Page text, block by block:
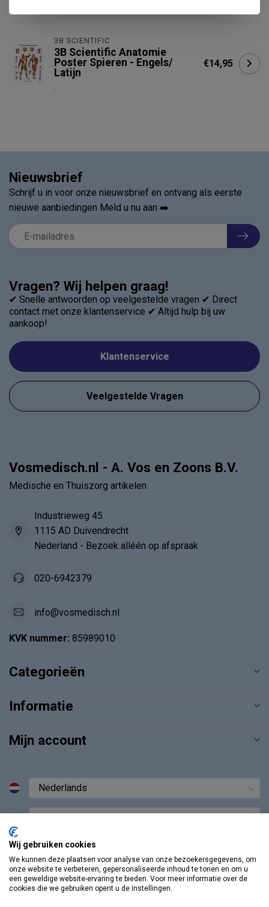
3B SCIENTIFIC
3B Scientific Anatomie
Poster Spieren - Engels/
Latijn
.
€14,95
Vragen? Wij helpen graag!
✔ Snelle antwoorden op veelgestelde vragen ✔ Direct
contact met onze klantenservice ✔ Altijd hulp bij uw
aankoop!
Klantenservice
Veelgestelde Vragen
Nieuwsbrief
Schrijf u in voor onze nieuwsbrief en ontvang als eerste
nieuwe aanbiedingen Meld u nu aan ➡️
Vosmedisch.nl - A. Vos en Zoons B.V.
Medische en Thuiszorg artikelen
Industrieweg 45
1115 AD Duivendrecht
Nederland - Bezoek alléén op afspraak
020-6942379
info@vosmedisch.nl
KVK nummer: 85989010
Categorieën
Informatie
Mijn account
Wij gebruiken cookies
We kunnen deze plaatsen voor analyse van onze bezoekersgegevens, om
onze website te verbeteren, gepersonaliseerde inhoud te tonen en om u
een geweldige website-ervaring te bieden. Voor meer informatie over de
cookies die we gebruiken opent u de instellingen.